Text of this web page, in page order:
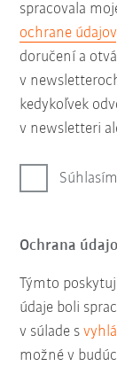
spracovala
ochrane údajov
doručení a
v
kedykoľvek
v newsletteri
Súhlasím
Ochrana
Týmto
údaje boli
v súlade s
možné v